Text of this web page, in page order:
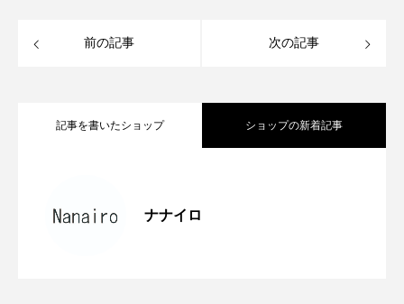
前の記事 次の記事
記事を書いたショップ ショップの新着記事
ナナイロ